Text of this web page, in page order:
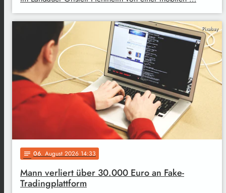
Pixabay
notes 06. August 2026 14:33
Mann verliert über 30.000 Euro an Fake-
Tradingplattform